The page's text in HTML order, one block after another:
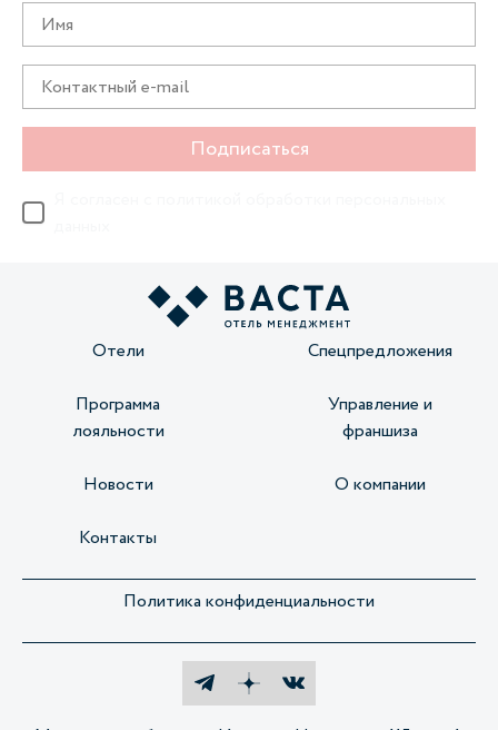
Подписаться
Отели Спецпредложения
Программа
лояльности
Управление и
франшиза
Новости О компании
Контакты
Политика конфиденциальности